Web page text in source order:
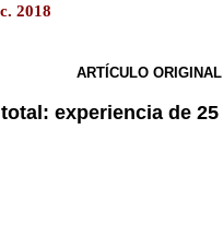
2018
ARTÍCULO ORIGINAL
experiencia de 25